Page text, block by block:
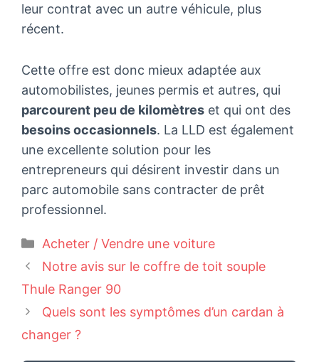
leur contrat avec un autre véhicule, plus
récent.
Cette offre est donc mieux adaptée aux
automobilistes, jeunes permis et autres, qui
parcourent peu de kilomètres et qui ont des
besoins occasionnels. La LLD est également
une excellente solution pour les
entrepreneurs qui désirent investir dans un
parc automobile sans contracter de prêt
professionnel.
Catégories
Acheter / Vendre une voiture
Navigation
des
Notre avis sur le coffre de toit souple
Thule Ranger 90
Quels sont les symptômes d’un cardan à
changer ?